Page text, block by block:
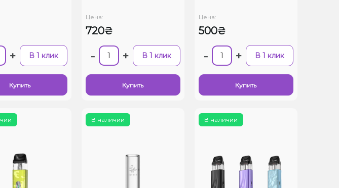
+ В 1 клик
Купить
Цена:
720₴
- + В 1 клик
Купить
Цена:
500₴
- + В 1 клик
Купить
В наличии В наличии